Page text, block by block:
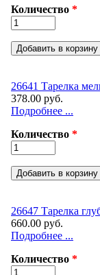
Количество *
26641 Тарелка
378.00 руб.
Подробнее ...
Количество *
26647 Тарелка
660.00 руб.
Подробнее ...
Количество *